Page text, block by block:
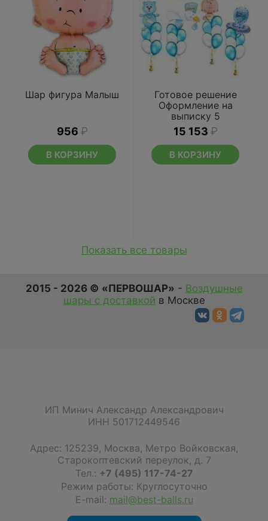
Шар фигура Малыш
956 ₽
В КОРЗИНУ
Готовое решение
Оформление на
выписку 5
15 153 ₽
В КОРЗИНУ
Показать все товары
2015 - 2026 © «ПЕРВОШАР» - Воздушные
шары с доставкой в Москве
ИП Минич Александр Александрович
ИНН 501712449546
Адрес: 125239, Москва, Метро Войковская,
Старокоптевский переулок, д. 7
Тел.: +7 (495) 117-74-27
Режим работы: Круглосуточно
E-mail: mail@best-balls.ru